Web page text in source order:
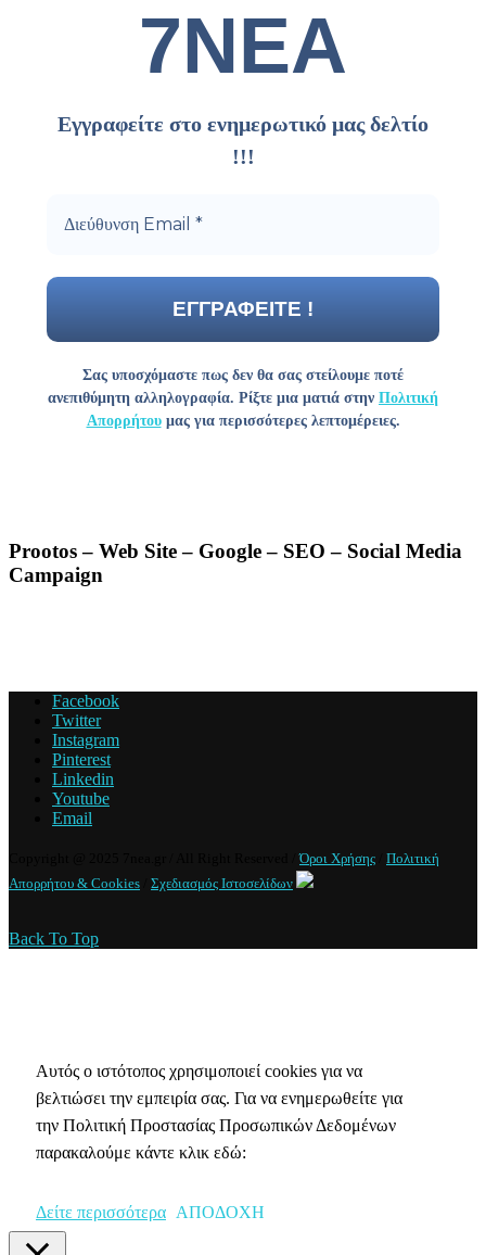
7ΝΕΑ
Εγγραφείτε στο ενημερωτικό μας δελτίο
!!!
Σας υποσχόμαστε πως δεν θα σας στείλουμε ποτέ
ανεπιθύμητη αλληλογραφία. Ρίξτε μια ματιά στην Πολιτική
Απορρήτουμας για περισσότερες λεπτομέρειες.
Prootos – Web Site – Google – SEO – Social Media
Campaign
Facebook
Twitter
Instagram
Pinterest
Linkedin
Youtube
Email
Copyright @ 2025 7nea.gr / All Right Reserved /Όροι Χρήσης
Πολιτική
Απορρήτου & Cookies
Σχεδιασμός Ιστοσελίδων
Back To Top
Αυτός ο ιστότοπος χρησιμοποιεί cookies για να
βελτιώσει την εμπειρία σας. Για να ενημερωθείτε για
την Πολιτική Προστασίας Προσωπικών Δεδομένων
παρακαλούμε κάντε κλικ εδώ:
Δείτε περισσότερα ΑΠΟΔΟΧΗ